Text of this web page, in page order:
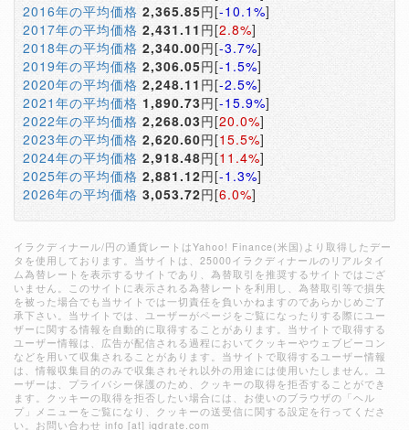
2016年の平均価格 2,365.85円[-10.1%]
2017年の平均価格 2,431.11 円[2.8%]
2018年の平均価格 2,340.00円[-3.7%]
2019年の平均価格 2,306.05円[-1.5%]
2020年の平均価格 2,248.11 円[-2.5%]
2021年の平均価格 1,890.73円[-15.9%]
2022年の平均価格 2,268.03円[20.0%]
2023年の平均価格 2,620.60円[15.5%]
2024年の平均価格 2,918.48円[11.4%]
2025年の平均価格 2,881.12円[-1.3%]
2026年の平均価格 3,053.72円[6.0%]
イラクディナール/円の通貨レートはYahoo! Finance(米国)より取得したデー
タを使用しております。当サイトは、25000イラクディナールのリアルタイ
ム為替レートを表示するサイトであり、為替取引を推奨するサイトではござ
いません。このサイトに表示される為替レートを利用し、為替取引等で損失
を被った場合でも当サイトでは一切責任を負いかねますのであらかじめご了
承下さい。当サイトでは、ユーザーがページをご覧になったりする際にユー
ザーに関する情報を自動的に取得することがあります。当サイトで取得する
ユーザー情報は、広告が配信される過程においてクッキーやウェブビーコン
などを用いて収集されることがあります。当サイトで取得するユーザー情報
は、情報収集目的のみで収集されそれ以外の用途には使用いたしません。ユ
ーザーは、プライバシー保護のため、クッキーの取得を拒否することができ
ます。クッキーの取得を拒否したい場合には、お使いのブラウザの「ヘル
プ」メニューをご覧になり、クッキーの送受信に関する設定を行ってくださ
い。お問い合わせ info [at] iqdrate.com